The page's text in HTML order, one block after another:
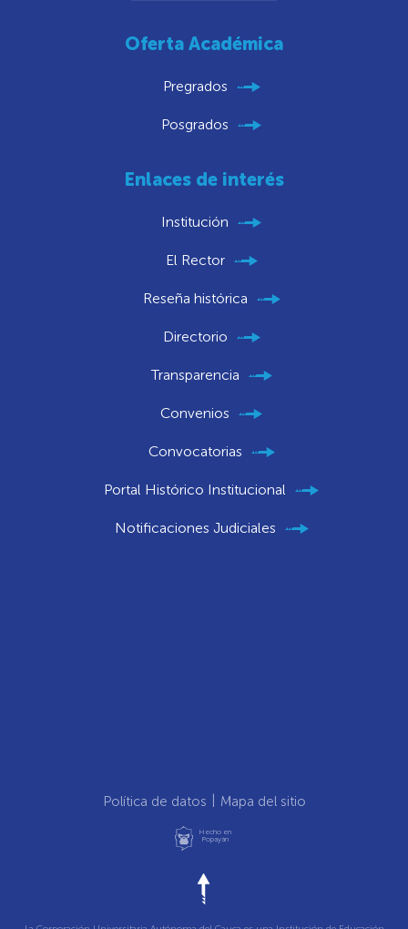
Oferta Académica
Pregrados
Posgrados
Enlaces de interés
Institución
El Rector
Reseña histórica
Directorio
Transparencia
Convenios
Convocatorias
Portal Histórico Institucional
Notificaciones Judiciales
Política de datos Mapa del sitio
Hecho en
Popayán